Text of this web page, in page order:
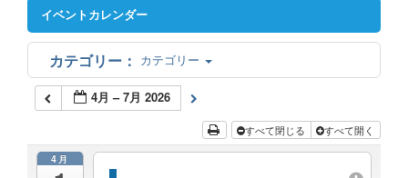
イベントカレンダー
カテゴリー
4月 – 7月 2026
すべて閉じる すべて開く
4月